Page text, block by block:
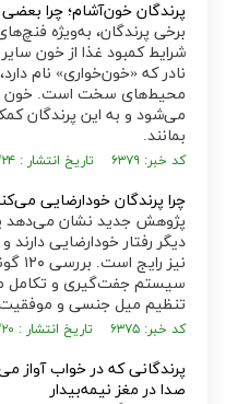
پرندگان خون‌آشام؛ چرا
برخی پرندگان، به‌ویژه
شرایط کمبود غذا از خون
نادر که «خون‌خواری» نام
محیط‌های سخت است. خون
می‌شود و به این پرندگان
بمانند.
کد خبر: ۶۳۷۹ تاریخ انتشار : ۱۴۰۵/۰۳/۲۴
چرا پرندگان خودارضایی
پژوهش جدید نشان می‌دهد
دیگر رفتار خودارضایی
نیز
سیستم جفت‌گیری و تکامل
تنظیم میل جنسی و موفقیت
کد خبر: ۶۳۷۵ تاریخ انتشار : ۱۴۰۵/۰۳/۲۰
پرندگانی که در خواب آواز
صدا در مغز نیمه‌بیدار